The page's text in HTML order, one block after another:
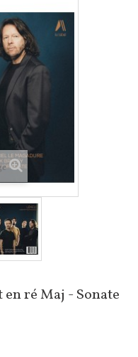
en ré Maj - Sonate